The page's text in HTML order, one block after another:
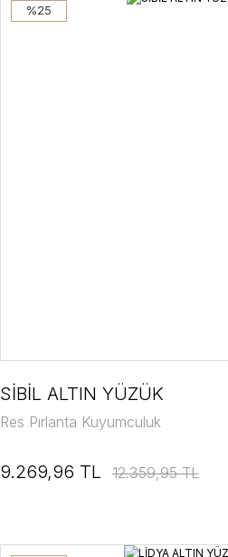
%25
SİBİL ALTIN YÜZÜK
Res Pırlanta Kuyumculuk
9.269,96 TL 12.359,95 TL